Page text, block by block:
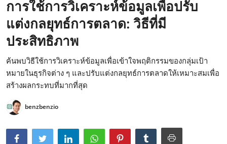
ข่าว AI รอบโลก
ThaiGPT Builder
คอร์สเรียน ChatGPT
การใช้การวิเคราะห์ข้อมูลเพื่อปรับ
แต่งกลยุทธ์การตลาด: วิธีที่มี
ประสิทธิภาพ
ค้นพบวิธีใช้การวิเคราะห์ข้อมูลเพื่อเข้าใจพฤติกรรมของกลุ่มเป้า
หมายในธุรกิจต่าง ๆ และปรับแต่งกลยุทธ์การตลาดให้เหมาะสมเพื่อ
สร้างผลกระทบที่มากที่สุด
benzbenzio